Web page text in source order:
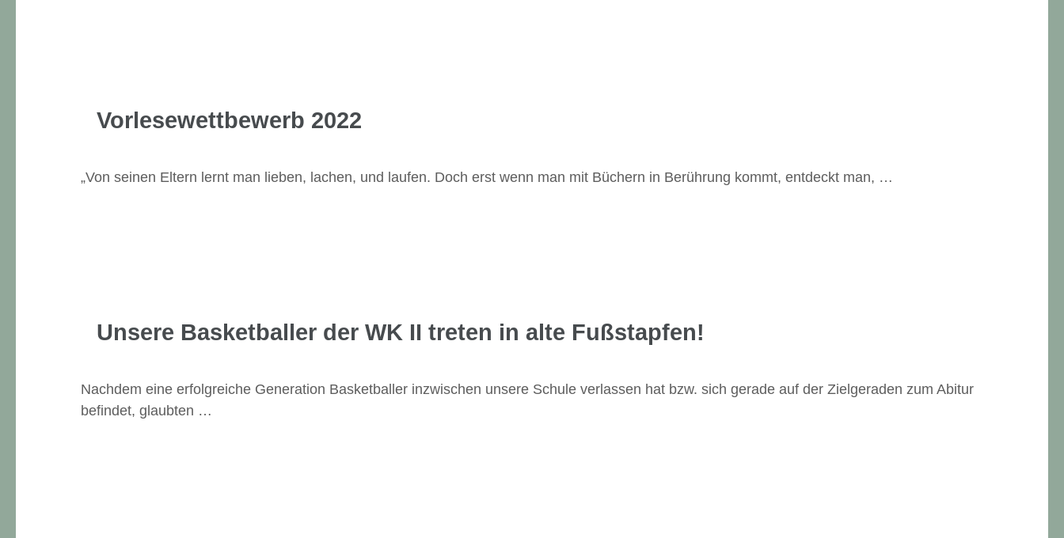
Vorlesewettbewerb 2022
„Von seinen Eltern lernt man lieben, lachen, und laufen. Doch erst wenn man mit Büchern in Berührung kommt, entdeckt man, …
Unsere Basketballer der WK II treten in alte Fußstapfen!
Nachdem eine erfolgreiche Generation Basketballer inzwischen unsere Schule verlassen hat bzw. sich gerade auf der Zielgeraden zum Abitur
befindet, glaubten …